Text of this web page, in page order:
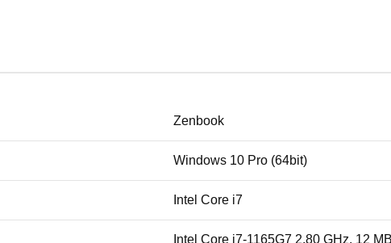
Zenbook
Windows 10 Pro (64bit)
Intel Core i7
Intel Core i7-1165G7 2.80 GHz, 12